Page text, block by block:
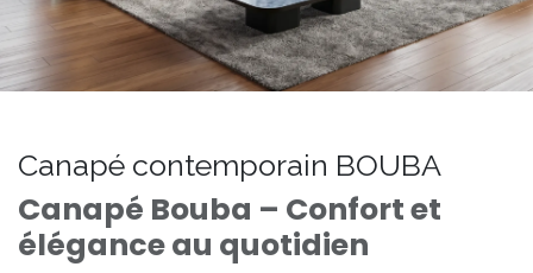
Canapé contemporain BOUBA
Canapé Bouba – Confort et
élégance au quotidien